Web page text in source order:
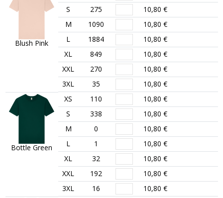
Blush Pink
S
275
10,80 €
M
1090
10,80 €
L
1884
10,80 €
XL
849
10,80 €
XXL
270
10,80 €
3XL
35 10,80 €
Bottle Green
XS 110
10,80 €
S
338
10,80 €
M
0
10,80 €
L
1
10,80 €
XL
32
10,80 €
XXL
192
10,80 €
3XL
16 10,80 €